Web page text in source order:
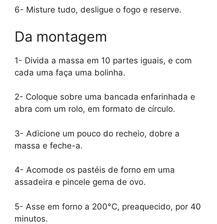
6- Misture tudo, desligue o fogo e reserve.
Da montagem
1- Divida a massa em 10 partes iguais, e com
cada uma faça uma bolinha.
2- Coloque sobre uma bancada enfarinhada e
abra com um rolo, em formato de círculo.
3- Adicione um pouco do recheio, dobre a
massa e feche-a.
4- Acomode os pastéis de forno em uma
assadeira e pincele gema de ovo.
5- Asse em forno a 200°C, preaquecido, por 40
minutos.